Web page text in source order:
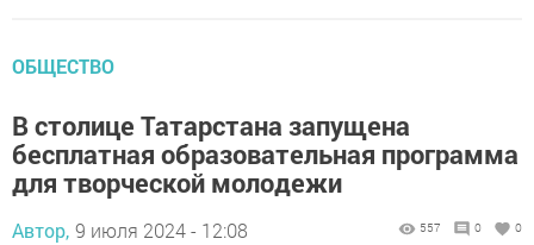
ОБЩЕСТВО
В столице Татарстана запущена
бесплатная образовательная программа
для творческой молодежи
Автор, 9 июля 2024 - 12:08 557 0 0